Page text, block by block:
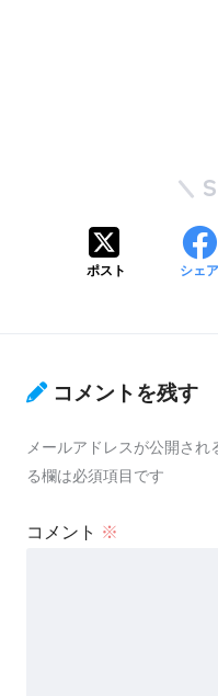
ポスト シェア
コメントを残す
メールアドレスが公開され
る欄は必須項目です
コメント ※